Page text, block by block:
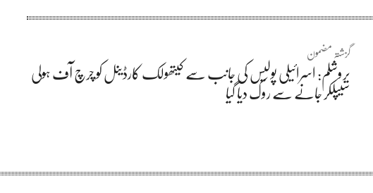
گزشتہ مضمون
یروشلم: اسرائیلی پولیس کی جانب سے کیتھولک کارڈینل کو چرچ آف ہولی
سیپلکر جانے سے روک دیا گیا